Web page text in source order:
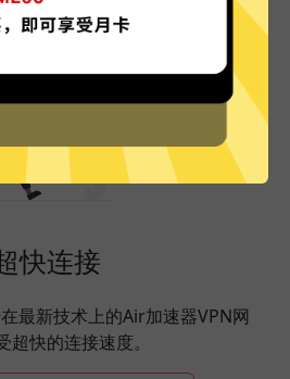
快连接
最新技术上的Air加速器VPN网
超快的连接速度。